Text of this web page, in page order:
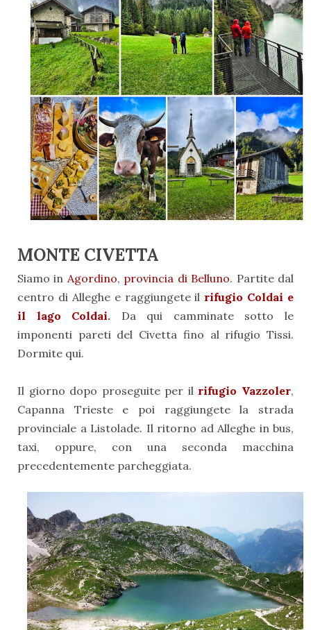
MONTE CIVETTA
Siamo in Agordino, provincia di Belluno. Partite dal
centro di Alleghe e raggiungete il rifugio Coldai e
il lago Coldai. Da qui camminate sotto le
imponenti pareti del Civetta fino al rifugio Tissi.
Dormite qui.
Il giorno dopo proseguite per il rifugio Vazzoler,
Capanna Trieste e poi raggiungete la strada
provinciale a Listolade. Il ritorno ad Alleghe in bus,
taxi, oppure, con una seconda macchina
precedentemente parcheggiata.